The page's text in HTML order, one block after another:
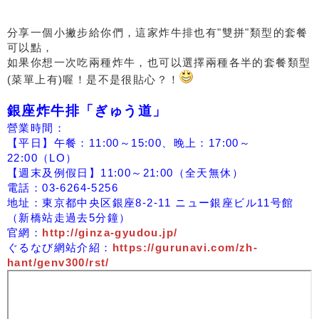
分享一個小撇步給你們，這家炸牛排也有"雙拼"類型的套餐
可以點，
如果你想一次吃兩種炸牛，也可以選擇兩種各半的套餐類型
(菜單上有)喔！是不是很貼心？！
銀座炸牛排「ぎゅう道」
營業時間：
【平日】午餐：11:00～15:00、晚上：17:00～
22:00（LO）
【週末及例假日】11:00～21:00（全天無休）
電話：03-6264-5256
地址：東京都中央区銀座8-2-11 ニュー銀座ビル11号館
（新橋站走過去5分鐘）
官網： http://ginza-gyudou.jp/
ぐるなび網站介紹： https://gurunavi.com/zh-
hant/genv300/rst/